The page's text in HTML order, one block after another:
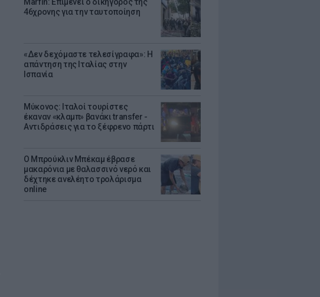
46χρονης για την ταυτοποίηση
«Δεν δεχόμαστε τελεσίγραφα»: Η
απάντηση της Ιταλίας στην
Ισπανία
Μύκονος: Ιταλοί τουρίστες
έκαναν «κλαμπ» βανάκι transfer -
Αντιδράσεις για το ξέφρενο πάρτι
Ο Μπρούκλιν Μπέκαμ έβρασε
μακαρόνια με θαλασσινό νερό και
δέχτηκε ανελέητο τρολάρισμα
online